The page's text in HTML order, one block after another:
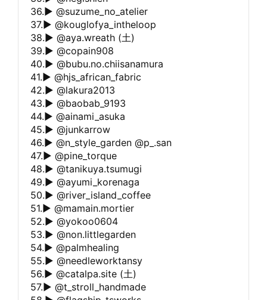
36.▶︎ @suzume_no_atelier
37.▶︎ @kouglofya_intheloop
38.▶︎ @aya.wreath (土)
39.▶︎ @copain908
40.▶︎ @bubu.no.chiisanamura
41.▶︎ @hjs_african_fabric
42.▶︎ @lakura2013
43.▶︎ @baobab_9193
44.▶︎ @ainami_asuka
45.▶︎ @junkarrow
46.▶︎ @n_style_garden @p_.san
47.▶︎ @pine_torque
48.▶︎ @tanikuya.tsumugi
49.▶︎ @ayumi_korenaga
50.▶︎ @river_island_coffee
51.▶︎ @mamain.mortier
52.▶︎ @yokoo0604
53.▶︎ @non.littlegarden
54.▶︎ @palmhealing
55.▶︎ @needleworktansy
56.▶︎ @catalpa.site (土)
57.▶︎ @t_stroll_handmade